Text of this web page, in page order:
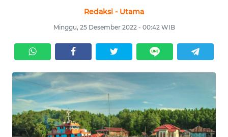
Redaksi - Utama
Minggu, 25 Desember 2022 - 00:42 WIB
PERISTIWA
TOKOH
OPINI
WAHANA